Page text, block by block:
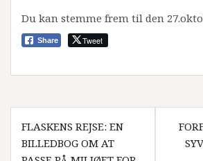
Du kan stemme frem til den
Share Tweet
Indlægsnavigation
FLASKENS REJSE: EN
BILLEDBOG OM AT